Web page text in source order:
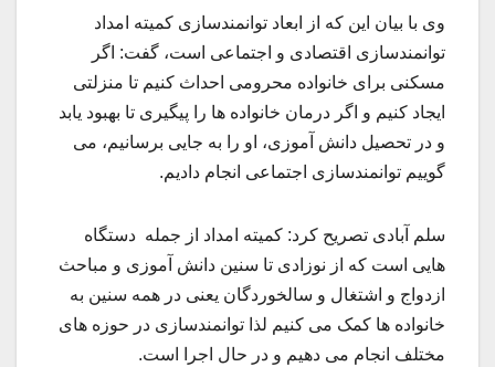
وی با بیان این که از ابعاد توانمندسازی کمیته امداد
توانمندسازی اقتصادی و اجتماعی است، گفت: اگر
مسکنی برای خانواده محرومی احداث کنیم تا منزلتی
ایجاد کنیم و اگر درمان خانواده ها را پیگیری تا بهبود یابد
و در تحصیل دانش آموزی، او را به جایی برسانیم، می
گوییم توانمندسازی اجتماعی انجام دادیم.
سلم آبادی تصریح کرد: کمیته امداد از جمله دستگاه
هایی است که از نوزادی تا سنین دانش آموزی و مباحث
ازدواج و اشتغال و سالخوردگان یعنی در همه سنین به
خانواده ها کمک می کنیم لذا توانمندسازی در حوزه های
مختلف انجام می دهیم و در حال اجرا است.